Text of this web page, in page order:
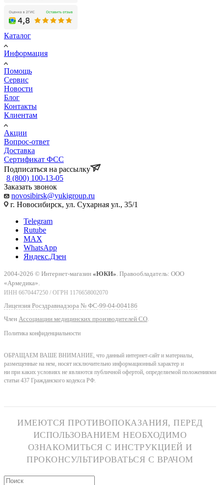
Каталог
Информация
Помощь
Сервис
Новости
Блог
Контакты
Клиентам
Акции
Вопрос-ответ
Доставка
Сертификат ФСС
Подписаться на рассылку
8 (800) 100-13-05
Заказать звонок
novosibirsk@yukigroup.ru
г. Новосибирск, ул. Сухарная ул., 35/1
Telegram
Rutube
MAX
WhatsApp
Яндекс.Дзен
2004-2026 © Интернет-магазин «ЮКИ» . Правообладатель: ООО
«Армедика».
ИНН 6670447250 / ОГРН 1176658002070
Лицензия Росздравнадзора № ФС-99-04-004186
Член Ассоциации медицинских производителей СО
Политика конфиденциальности
ОБРАЩАЕМ ВАШЕ ВНИМАНИЕ, что данный интернет-сайт и материалы,
размещенные на нем, носят исключительно информационный характер и
ни при каких условиях не являются публичной офертой, определяемой положениями
статьи 437 Гражданского кодекса РФ.
ИМЕЮТСЯ ПРОТИВОПОКАЗАНИЯ, ПЕРЕД
ИСПОЛЬЗОВАНИЕМ НЕОБХОДИМО
ОЗНАКОМИТЬСЯ С ИНСТРУКЦИЕЙ И
ПРОКОНСУЛЬТИРОВАТЬСЯ С ВРАЧОМ